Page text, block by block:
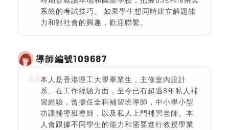
系統的考試技巧。 如果學生想同時建立解題能
力和對社會的興趣，歡迎聯繫。
導師編號109687
本人是香港理工大學畢業生，主修室內設計
系。在工作經驗方面，至今已有超過8年私人補
習經驗，曾擔任全科補習班導師，中小學小型
功課輔導班導師，以及私人上門補習老師。本
人會跟據不同學生的能力和需要進行教授學業